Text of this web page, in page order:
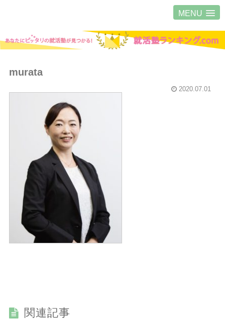
MENU
murata
2020.07.01
関連記事